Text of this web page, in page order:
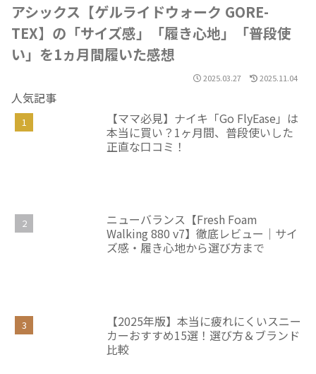
アシックス【ゲルライドウォーク GORE-
TEX】の「サイズ感」「履き心地」「普段使
い」を1ヵ月間履いた感想
2025.03.27 2025.11.04
人気記事
【ママ必見】ナイキ「Go FlyEase」は
本当に買い？1ヶ月間、普段使いした
正直な口コミ！
ニューバランス【Fresh Foam
Walking 880 v7】徹底レビュー｜サイ
ズ感・履き心地から選び方まで
【2025年版】本当に疲れにくいスニー
カーおすすめ15選！選び方＆ブランド
比較